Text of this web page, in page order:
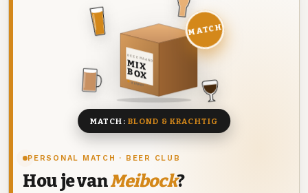
PERSONAL MATCH · BEER CLUB
Hou je vanMeibock?
DEZE MAAND
MIX
BOX
8 BIEREN
MATCH
MATCH: BLOND & KRACHTIG